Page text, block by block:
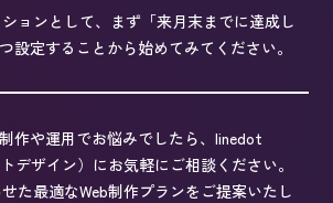
ョンとして、まず「来月末までに達成し
設定することから始めてみてください。
作や運用でお悩みでしたら、linedot
デザイン）にお気軽にご相談ください。
た最適なWeb制作プランをご提案いたし